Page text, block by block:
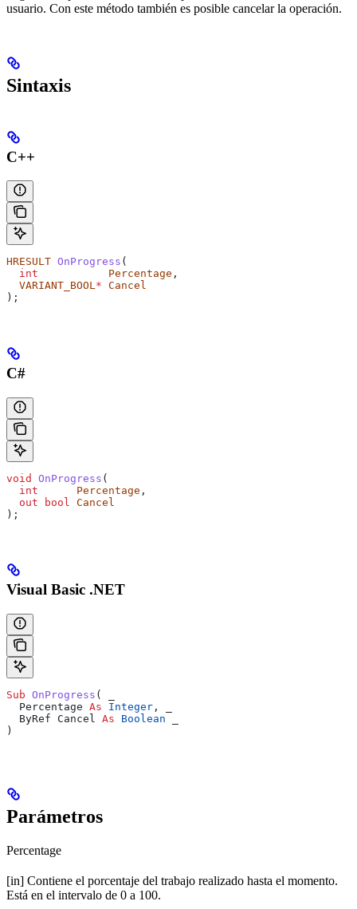
usuario. Con este método también es posible cancelar la operación.
Sintaxis
C++
HRESULT OnProgress (
  int
           Percentage
,
  VARIANT_BOOL
* Cancel
);
C#
void OnProgress (
  int
      Percentage
,
  out
bool
Cancel
);
Visual Basic .NET
Sub OnProgress (
  Percentage
As Integer ,
  ByRef Cancel
As Boolean
)
Parámetros
Percentage
[in] Contiene el porcentaje del trabajo realizado hasta el momento.
Está en el intervalo de 0 a 100.